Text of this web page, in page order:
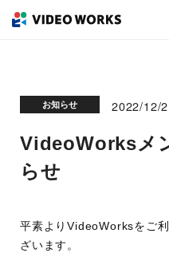
お知らせ 2022/12/
VideoWorksメ
らせ
平素よりVideoWorksをご
ざいます。